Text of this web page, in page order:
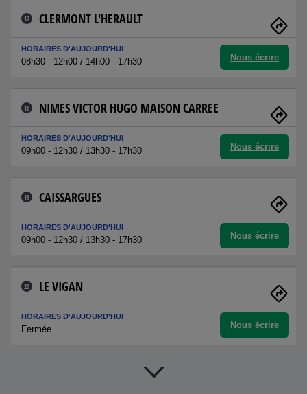
17 CLERMONT L'HERAULT
HORAIRES D'AUJOURD'HUI
08h30 - 12h00 / 14h00 - 17h30 Nous écrire
18 NIMES VICTOR HUGO MAISON CARREE
HORAIRES D'AUJOURD'HUI
09h00 - 12h30 / 13h30 - 17h30 Nous écrire
19 CAISSARGUES
HORAIRES D'AUJOURD'HUI
09h00 - 12h30 / 13h30 - 17h30 Nous écrire
20 LE VIGAN
HORAIRES D'AUJOURD'HUI
Fermée Nous écrire